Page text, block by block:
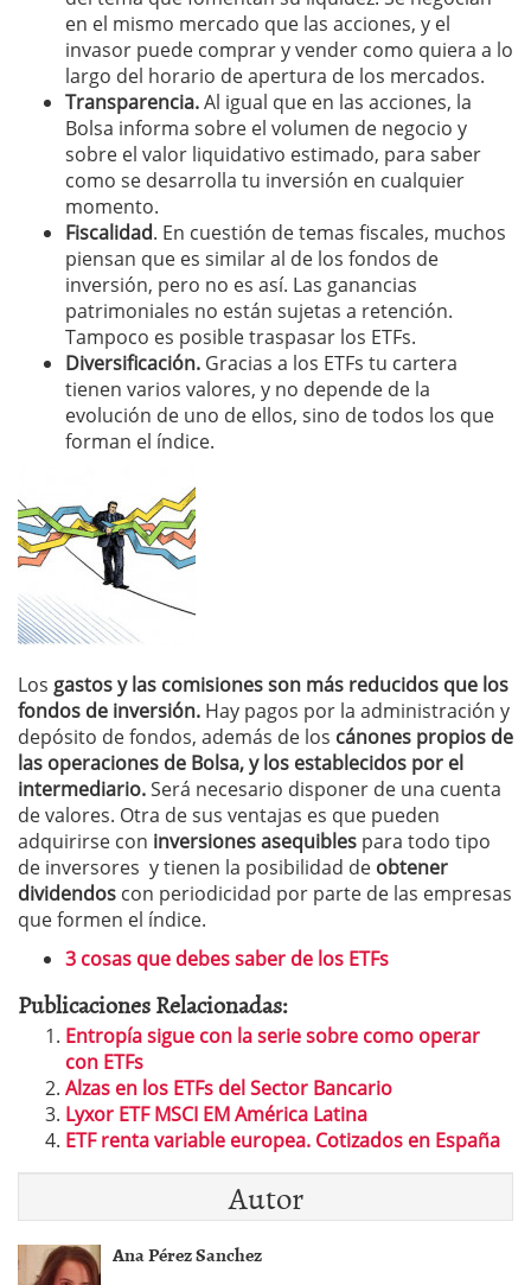
en el mismo mercado que las acciones, y el
invasor puede comprar y vender como quiera a lo
largo del horario de apertura de los mercados.
Transparencia.Al igual que en las acciones, la
Bolsa informa sobre el volumen de negocio y
sobre el valor liquidativo estimado, para saber
como se desarrolla tu inversión en cualquier
momento.
Fiscalidad. En cuestión de temas fiscales, muchos
piensan que es similar al de los fondos de
inversión, pero no es así. Las ganancias
patrimoniales no están sujetas a retención.
Tampoco es posible traspasar los ETFs.
Diversificación. Gracias a los ETFs tu cartera
tienen varios valores, y no depende de la
evolución de uno de ellos, sino de todos los que
forman el índice.
Los gastos y las comisiones son más reducidos que los
fondos de inversión. Hay pagos por la administración y
depósito de fondos, además de los cánones propios de
las operaciones de Bolsa, y los establecidos por el
intermediario.Será necesario disponer de una cuenta
de valores. Otra de sus ventajas es que pueden
adquirirse con inversiones asequibles para todo tipo
de inversores y tienen la posibilidad de obtener
dividendos con periodicidad por parte de las empresas
que formen el índice.
3 cosas que debes saber de los ETFs
Publicaciones Relacionadas:
Entropía sigue con la serie sobre como operar
con ETFs
Alzas en los ETFs del Sector Bancario
Lyxor ETF MSCI EM América Latina
ETF renta variable europea. Cotizados en España
Autor
Ana Pérez Sanchez